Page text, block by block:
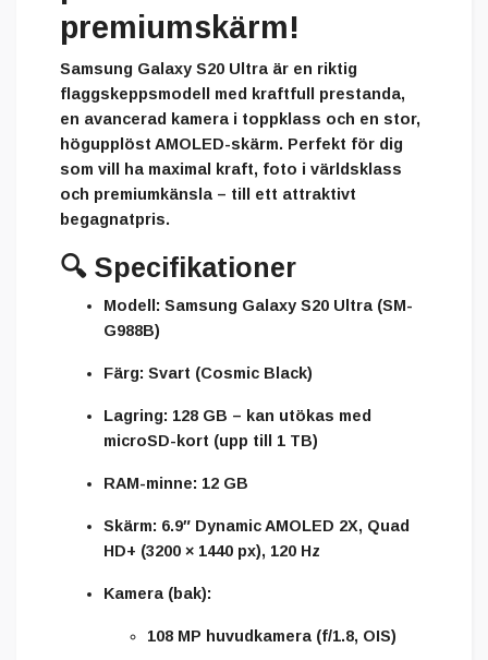
premiumskärm!
Samsung Galaxy S20 Ultra är en riktig
flaggskeppsmodell med kraftfull prestanda,
en avancerad kamera i toppklass och en stor,
högupplöst AMOLED-skärm. Perfekt för dig
som vill ha maximal kraft, foto i världsklass
och premiumkänsla – till ett attraktivt
begagnatpris.
🔍 Specifikationer
Modell: Samsung Galaxy S20 Ultra (SM-
G988B)
Färg: Svart (Cosmic Black)
Lagring: 128 GB – kan utökas med
microSD-kort (upp till 1 TB)
RAM-minne: 12 GB
Skärm: 6.9″ Dynamic AMOLED 2X, Quad
HD+ (3200 × 1440 px), 120 Hz
Kamera (bak):
108 MP huvudkamera (f/1.8, OIS)